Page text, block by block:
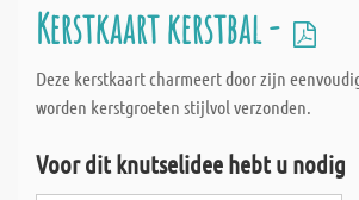
Kerstkaart kerstbal -
Deze kerstkaart charmeert door zijn
worden kerstgroeten stijlvol verzonden.
Voor dit knutselidee hebt u nodig